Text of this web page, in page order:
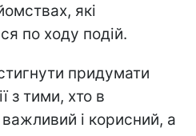
які
по ходу подій.
придумати
з тими, хто в
і корисний, а